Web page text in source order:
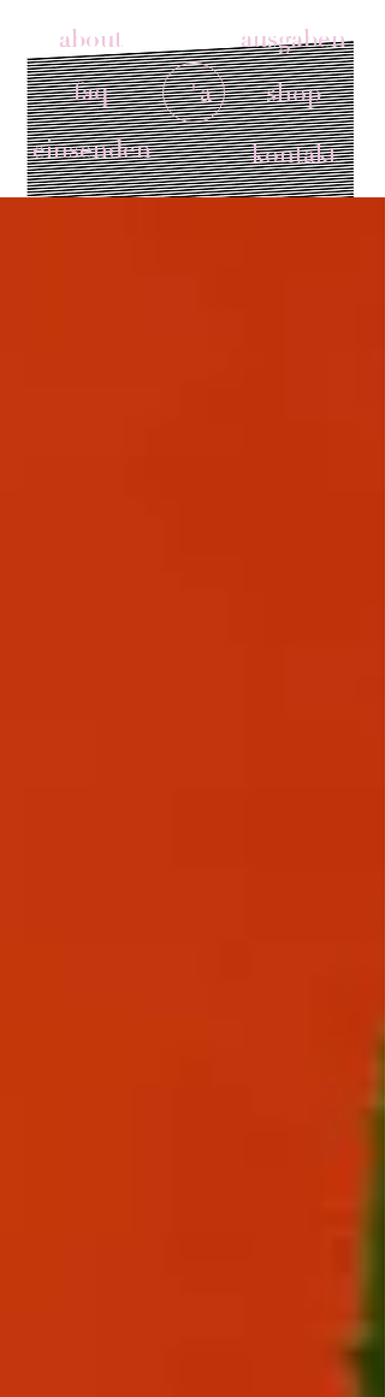
about
ausgaben
faq
shop
'a
einsenden
kontakt